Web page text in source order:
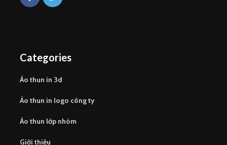
Categories
Áo thun in 3d
Áo thun in logo công ty
Áo thun lớp nhóm
Giới thiệu